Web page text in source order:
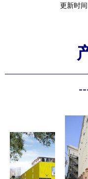
更新时